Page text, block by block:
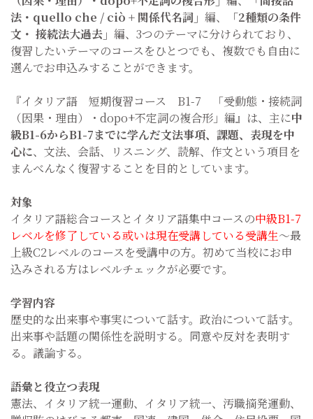
法・quello che / ciò + 関係代名詞」 編、
「2種類の条件
文・ 接続法大過去」 編、3つのテーマに分けられており、
復習したいテーマのコースをひとつでも、複数でも自由に
選んでお申込みすることができます。
『イタリア語 短期復習コース B1-7 「受動態・接続詞
（因果・理由）・dopo+不定詞の複合形」編』は、主に中
級B1-6からB1-7までに学んだ文法事項、課題、表現を中
心に、文法、会話、リスニング、読解、作文という項目を
まんべんなく復習することを目的としています。
対象
イタリア語総合コースとイタリア語集中コースの中級B1-7
レベルを修了している或いは現在受講している受講生～最
上級C2レベルのコースを受講中の方。初めて当校にお申
込みされる方はレベルチェックが必要です。
学習内容
歴史的な出来事や事実について話す。政治について話す。
出来事や話題の関係性を説明する。同意や反対を表明す
る。議論する。
語彙と役立つ表現
憲法、イタリア統一運動、イタリア統一、汚職摘発運動、